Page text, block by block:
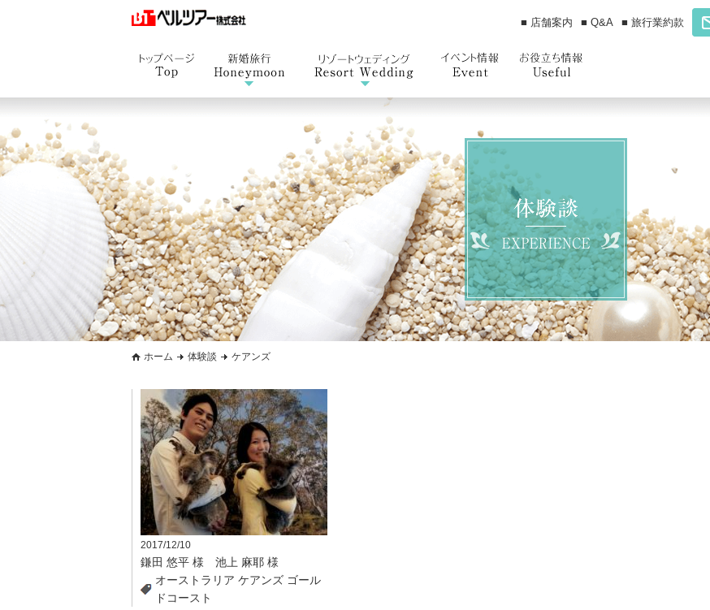
■ 店舗案内 ■ Q&A ■ 旅行業約款
ホーム 体験談 ケアンズ
2017/12/10
鎌田 悠平 様 池上 麻耶 様
オーストラリア ケアンズ ゴール
ドコースト